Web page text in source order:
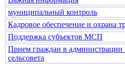
муниципальный контроль
Кадровое обеспечение и охрана
Поддержка субъектов МСП
Прием граждан в администрации
сельсовета